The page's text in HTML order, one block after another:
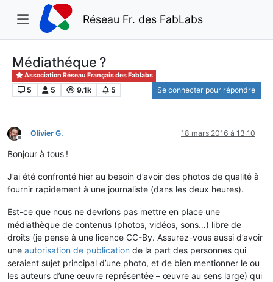
Réseau Fr. des FabLabs
Médiathéque ?
Association Réseau Français des Fablabs
5 5 9.1k 5 Se connecter pour répondre
Hors-ligne
Olivier G. 18 mars 2016 à 13:10
Bonjour à tous !
J’ai été confronté hier au besoin d’avoir des photos de qualité à
fournir rapidement à une journaliste (dans les deux heures).
Est-ce que nous ne devrions pas mettre en place une
médiathèque de contenus (photos, vidéos, sons…) libre de
droits (je pense à une licence CC-By. Assurez-vous aussi d’avoir
une autorisation de publication de la part des personnes qui
seraient sujet principal d’une photo, et de bien mentionner le ou
les auteurs d’une œuvre représentée – œuvre au sens large) qui